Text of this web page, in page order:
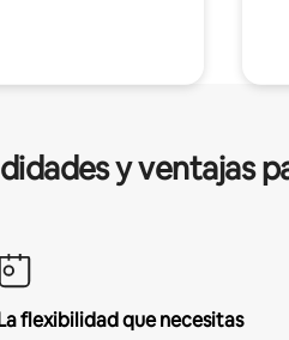
y ventajas
flexibilidad que necesitas